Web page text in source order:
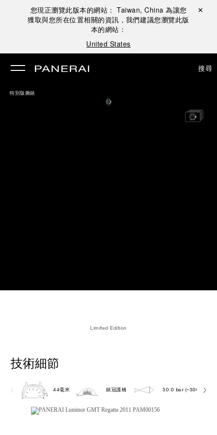
您現正瀏覽此版本的網站： Taiwan, China 為讓您
獲取與您所在位置相關的資訊，我們建議您瀏覽此版
本的網站：
United States
關閉 ✕
搜尋
特別版腕錶
Limited Edition
技術細節
44毫米 錶冠護橋 30.0 bar (~300.0